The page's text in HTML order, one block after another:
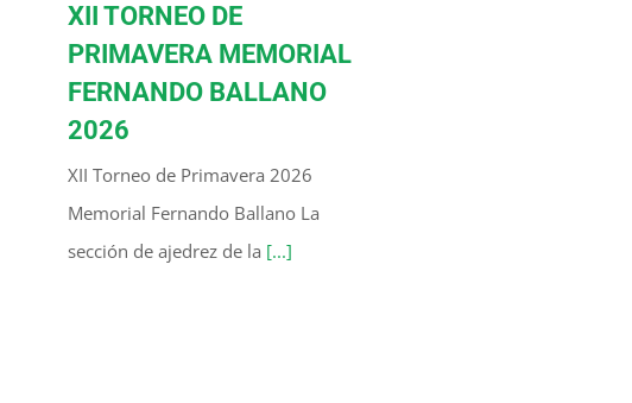
XII TORNEO DE
PRIMAVERA MEMORIAL
FERNANDO BALLANO
2026
XII Torneo de Primavera 2026
Memorial Fernando Ballano La
sección de ajedrez de la [...]